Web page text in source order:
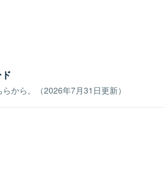
から。（2026年7月31日更新）